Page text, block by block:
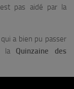
pas aidé par la
a bien pu passer
la Quinzaine des